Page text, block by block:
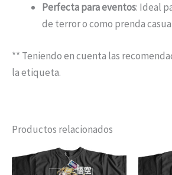
Perfecta para eventos: Ideal
de terror o como prenda
** Teniendo en cuenta las
la etiqueta.
Productos relacionados
Rango
de
precios:
Este
producto